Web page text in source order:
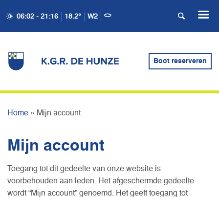
06:02 - 21:16 18.2° W2
Boot reserveren
Home » Mijn account
Mijn account
Toegang tot dit gedeelte van onze website is
voorbehouden aan leden. Het afgeschermde gedeelte
wordt “Mijn account” genoemd. Het geeft toegang tot